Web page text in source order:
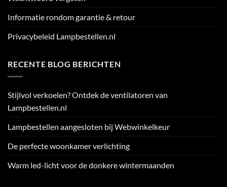
Informatie rondom garantie & retour
Privacybeleid Lampbestellen.nl
RECENTE BLOG BERICHTEN
Stijlvol verkoelen? Ontdek de ventilatoren van
Lampbestellen.nl
Lampbestellen aangesloten bij Webwinkelkeur
De perfecte woonkamer verlichting
Warm led-licht voor de donkere wintermaanden